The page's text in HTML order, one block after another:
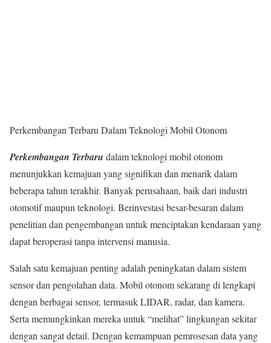
Perkembangan Terbaru Dalam Teknologi Mobil Otonom
Perkembangan Terbaru dalam teknologi mobil otonom
menunjukkan kemajuan yang signifikan dan menarik dalam
beberapa tahun terakhir. Banyak perusahaan, baik dari industri
otomotif maupun teknologi. Berinvestasi besar-besaran dalam
penelitian dan pengembangan untuk menciptakan kendaraan yang
dapat beroperasi tanpa intervensi manusia.
Salah satu kemajuan penting adalah peningkatan dalam sistem
sensor dan pengolahan data. Mobil otonom sekarang di lengkapi
dengan berbagai sensor, termasuk LIDAR, radar, dan kamera.
Serta memungkinkan mereka untuk “melihat” lingkungan sekitar
dengan sangat detail. Dengan kemampuan pemrosesan data yang